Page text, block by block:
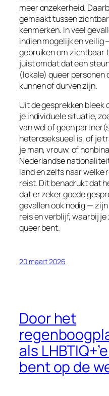
meer onzekerheid.
gemaakt tussen
kenmerken. In veel
indien mogelijk en veilig
gebruiken om zichtbaar
juist omdat dat een
(lokale) queer
kunnen of durven zijn.
Uit de gesprekken bleek
je individuele situatie,
van wel of geen
heteroseksueel is, of je
je man, vrouw, of
Nederlandse
land en zelfs naar welke
reist. Dit benadrukt dat
dat er zeker goede
gevallen ook nodig —
reis en verblijf, waarbij
queer bent.
20 maart 2026
Door het
als
bent op de